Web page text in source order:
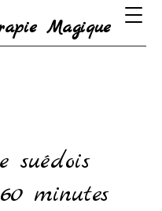
Magique
suédois
minutes